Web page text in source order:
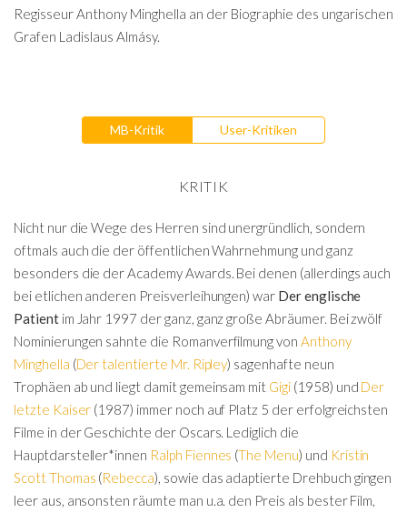
Regisseur Anthony Minghella an der Biographie des ungarischen
Grafen Ladislaus Almásy.
MB-Kritik User-Kritiken
KRITIK
Nicht nur die Wege des Herren sind unergründlich, sondern
oftmals auch die der öffentlichen Wahrnehmung und ganz
besonders die der Academy Awards. Bei denen (allerdings auch
bei etlichen anderen Preisverleihungen) war Der englische
Patientim Jahr 1997 der ganz, ganz große Abräumer. Bei zwölf
Nominierungen sahnte die Romanverfilmung von Anthony
Minghella (Der talentierte Mr. Ripley) sagenhafte neun
Trophäen ab und liegt damit gemeinsam mit Gigi(1958) und Der
letzte Kaiser (1987) immer noch auf Platz 5 der erfolgreichsten
Filme in der Geschichte der Oscars. Lediglich die
Hauptdarsteller*innen Ralph Fiennes (The Menu) und Kristin
Scott Thomas (Rebecca), sowie das adaptierte Drehbuch gingen
leer aus, ansonsten räumte man u.a. den Preis als bester Film,